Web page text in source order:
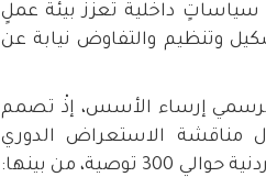
داخلية تُعزز بيئة عملٍ
وتنظيم والتفاوض نيابة عن
إرساء الأسس، إذْ تصمم
مناقشة الاستعراض الدوري
الشامل لحقوق الإنسان في نسخته الرابعة، تلقت الحكومة الأردنية حوالي 300 توصية، من بينها: